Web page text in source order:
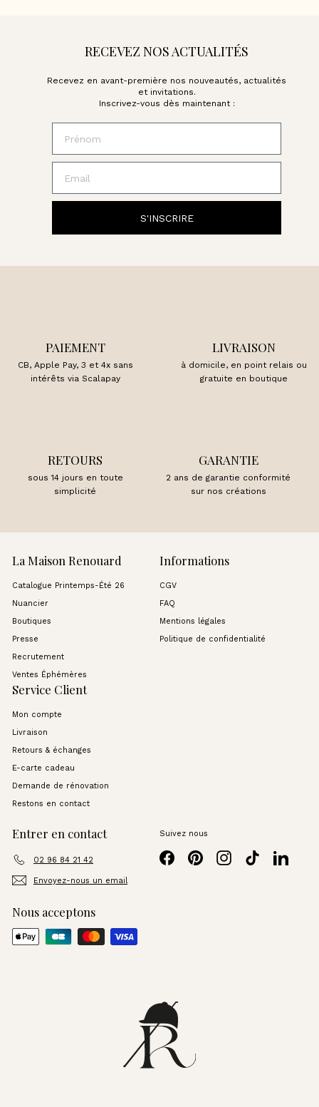
RECEVEZ NOS ACTUALITÉS
Recevez en avant-première nos nouveautés, actualités
et invitations.
Inscrivez-vous dès maintenant :
S'INSCRIRE
PAIEMENT
CB, Apple Pay, 3 et 4x sans
intérêts via Scalapay
LIVRAISON
à domicile, en point relais ou
gratuite en boutique
RETOURS
sous 14 jours en toute
simplicité
GARANTIE
2 ans de garantie conformité
sur nos créations
La Maison Renouard
Catalogue Printemps-Été 26
Nuancier
Boutiques
Presse
Recrutement
Ventes Éphémères
Informations
CGV
FAQ
Mentions légales
Politique de confidentialité
Service Client
Mon compte
Livraison
Retours & échanges
E-carte cadeau
Demande de rénovation
Restons en contact
Entrer en contact
02 96 84 21 42
Envoyez-nous un email
Suivez nous
FacebookPinterestInstagramTikTok
Nous acceptons